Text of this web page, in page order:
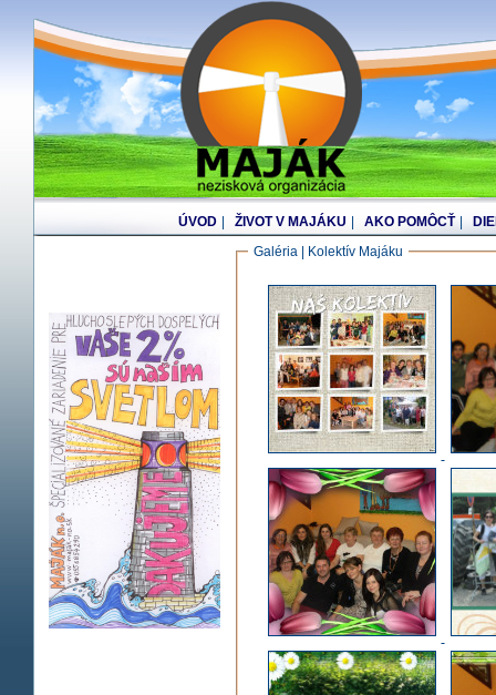
ÚVOD ŽIVOT V MAJÁKU AKO POMÔCŤ|
Galéria | Kolektív Majáku